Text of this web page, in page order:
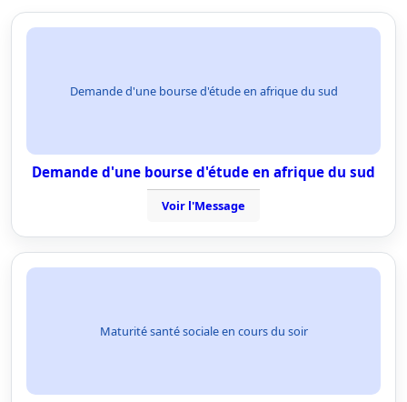
Demande d'une bourse d'étude en afrique du sud
Demande d'une bourse d'étude en afrique du sud
Voir l'Message
Maturité santé sociale en cours du soir